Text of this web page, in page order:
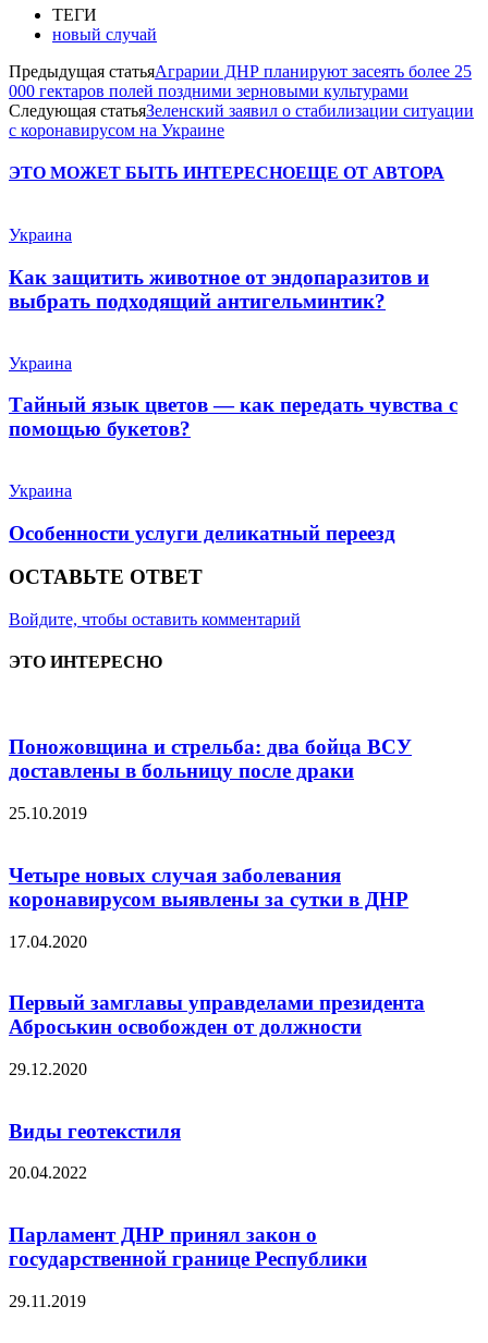
ТЕГИ
новый случай
Предыдущая статьяАграрии ДНР планируют засеять более 25
000 гектаров полей поздними зерновыми культурами
Следующая статьяЗеленский заявил о стабилизации ситуации
с коронавирусом на Украине
ЭТО МОЖЕТ БЫТЬ ИНТЕРЕСНОЕЩЕ ОТ АВТОРА
Украина
Как защитить животное от эндопаразитов и
выбрать подходящий антигельминтик?
Украина
Тайный язык цветов — как передать чувства с
помощью букетов?
Украина
Особенности услуги деликатный переезд
ОСТАВЬТЕ ОТВЕТ
Войдите, чтобы оставить комментарий
ЭТО ИНТЕРЕСНО
Поножовщина и стрельба: два бойца ВСУ
доставлены в больницу после драки
25.10.2019
Четыре новых случая заболевания
коронавирусом выявлены за сутки в ДНР
17.04.2020
Первый замглавы управделами президента
Аброськин освобожден от должности
29.12.2020
Виды геотекстиля
20.04.2022
Парламент ДНР принял закон о
государственной границе Республики
29.11.2019